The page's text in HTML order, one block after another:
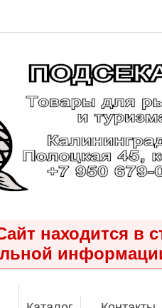
находится в